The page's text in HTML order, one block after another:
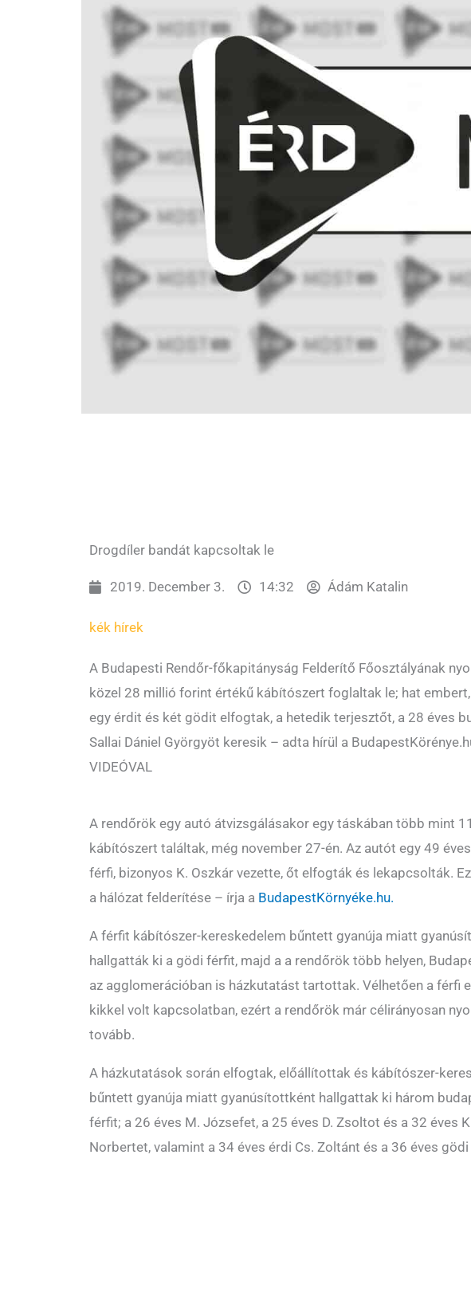
Drogdíler bandát kapcsoltak le
2019. December 3. 14:32 Ádám Katalin
kék hírek
A Budapesti Rendőr-főkapitányság Felderítő Főosztályának
közel 28 millió forint értékű kábítószert foglaltak le; hat
egy érdit és két gödit elfogtak, a hetedik terjesztőt, a 28 éves
Sallai Dániel Györgyöt keresik – adta hírül a
VIDEÓVAL
A rendőrök egy autó átvizsgálásakor egy táskában több mint
kábítószert találtak, még november 27-én. Az autót egy 49
férfi, bizonyos K. Oszkár vezette, őt elfogták és lekapcsolták.
a hálózat felderítése – írja a BudapestKörnyéke.hu.
A férfit kábítószer-kereskedelem bűntett gyanúja miatt
hallgatták ki a gödi férfit, majd a a rendőrök több helyen,
az agglomerációban is házkutatást tartottak. Vélhetően a férfi
kikkel volt kapcsolatban, ezért a rendőrök már célirányosan
tovább.
A házkutatások során elfogtak, előállítottak és kábítószer-
bűntett gyanúja miatt gyanúsítottként hallgattak ki három
férfit; a 26 éves M. Józsefet, a 25 éves D. Zsoltot és a 32 éves
Norbertet, valamint a 34 éves érdi Cs. Zoltánt és a 36 éves gödi